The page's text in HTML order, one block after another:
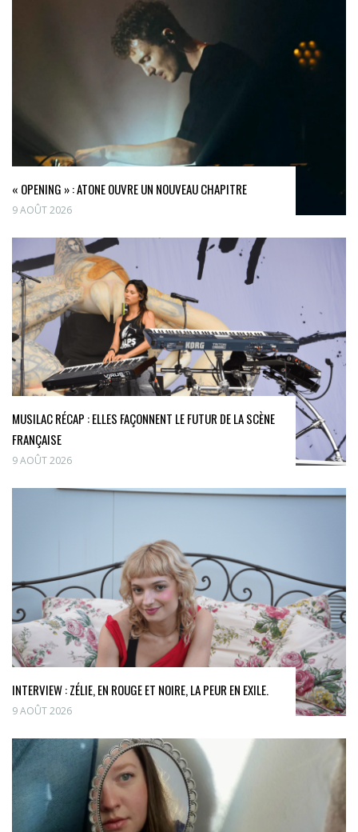
« OPENING » : ATONE OUVRE UN NOUVEAU CHAPITRE
9 AOÛT 2026
MUSILAC RÉCAP : ELLES FAÇONNENT LE FUTUR DE LA SCÈNE
FRANÇAISE
9 AOÛT 2026
INTERVIEW : ZÉLIE, EN ROUGE ET NOIRE, LA PEUR EN EXILE.
9 AOÛT 2026